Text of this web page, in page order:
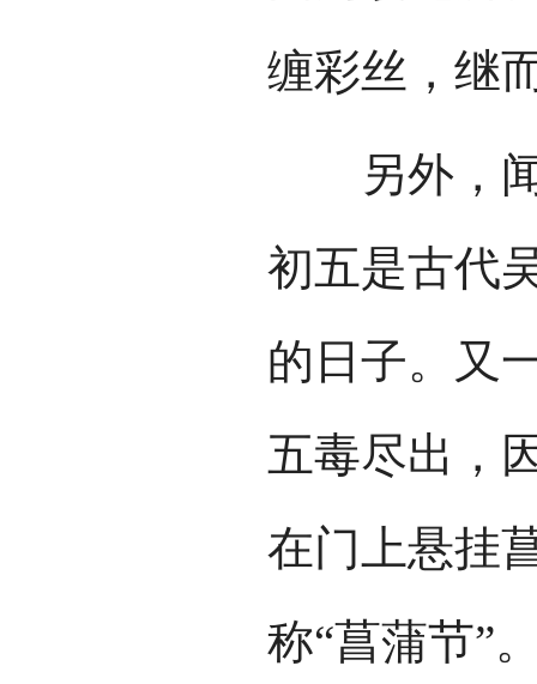
缠彩丝，继
另外，闻
初五是古代
的日子。又
五毒尽出，
在门上悬挂
称“菖蒲节”